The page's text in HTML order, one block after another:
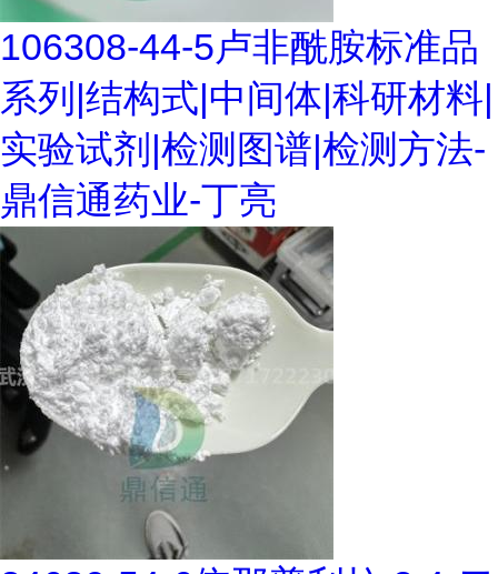
106308-44-5卢非酰胺标准品
系列|结构式|中间体|科研材料|
实验试剂|检测图谱|检测方法-
鼎信通药业-丁亮